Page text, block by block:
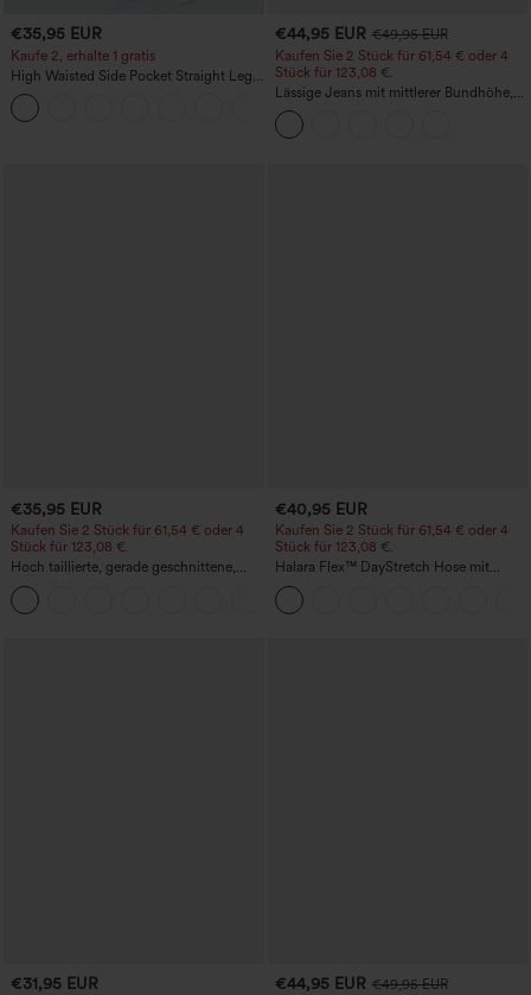
€35,95 EUR
Kaufe 2, erhalte 1 gratis
High Waisted Side Pocket Straight Leg
Work Pants
€44,95 EUR €49,95 EUR
Kaufen Sie 2 Stück für 61,54 € oder 4
Stück für 123,08 €.
Lässige Jeans mit mittlerer Bundhöhe,
Kordelzug und Taschen
€35,95 EUR
Kaufen Sie 2 Stück für 61,54 € oder 4
Stück für 123,08 €.
Hoch taillierte, gerade geschnittene,
legere Leinen-Optik-Hose mit Taschen
€40,95 EUR
Kaufen Sie 2 Stück für 61,54 € oder 4
Stück für 123,08 €.
Halara Flex™ DayStretch Hose mit
mittlerer Bundhöhe, seitlicher
Reißverschlusstasche und
Work‑Flare‑Schnitt
€31,95 EUR €44,95 EUR €49,95 EUR